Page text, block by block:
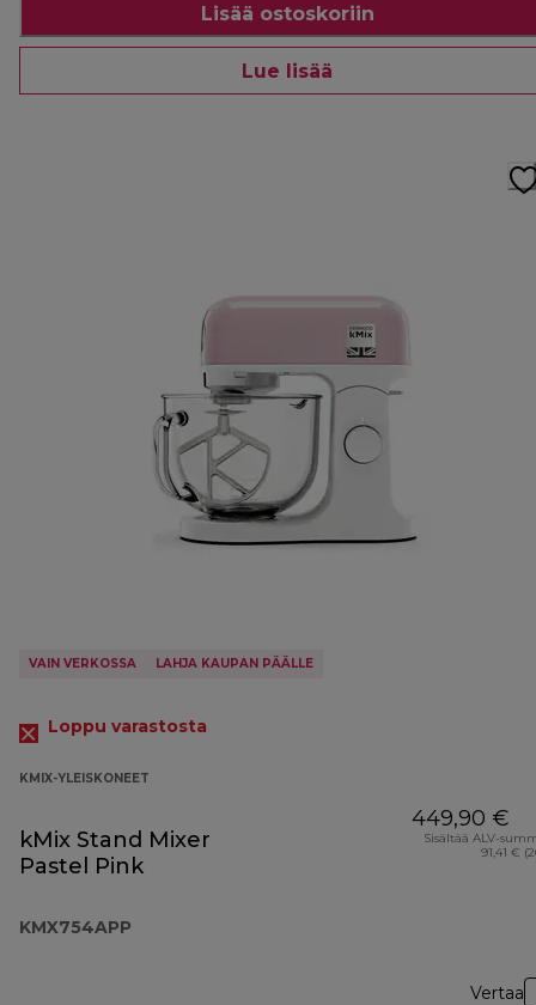
Lisää ostoskoriin
Lue lisää
VAIN VERKOSSA LAHJA KAUPAN PÄÄLLE
Loppu varastosta
KMIX-YLEISKONEET
kMix Stand Mixer
Pastel Pink
KMX754APP
449,90 €
Sisältää ALV-
91,41 €
Vertaa